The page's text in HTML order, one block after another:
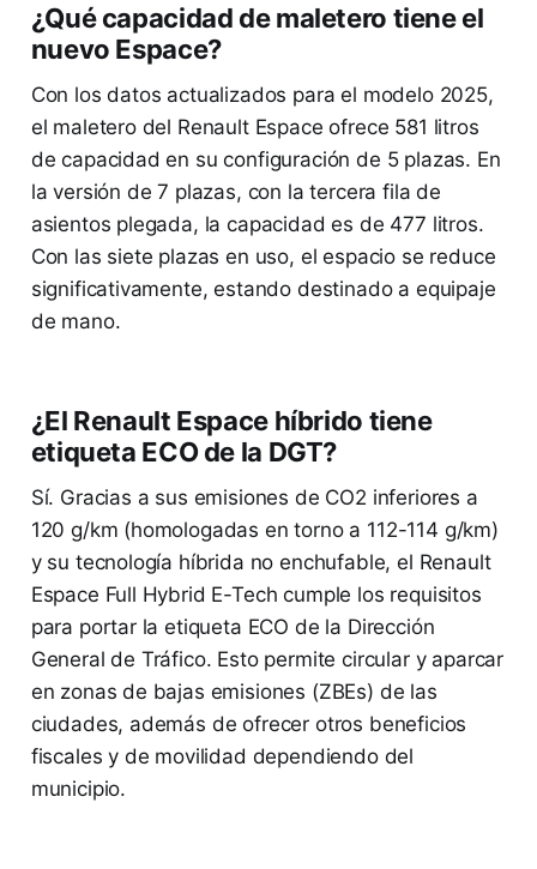
¿Qué capacidad de maletero tiene el
nuevo Espace?
Con los datos actualizados para el modelo 2025,
el maletero del Renault Espace ofrece 581 litros
de capacidad en su configuración de 5 plazas. En
la versión de 7 plazas, con la tercera fila de
asientos plegada, la capacidad es de 477 litros.
Con las siete plazas en uso, el espacio se reduce
significativamente, estando destinado a equipaje
de mano.
¿El Renault Espace híbrido tiene
etiqueta ECO de la DGT?
Sí. Gracias a sus emisiones de CO2 inferiores a
120 g/km (homologadas en torno a 112-114 g/km)
y su tecnología híbrida no enchufable, el Renault
Espace Full Hybrid E-Tech cumple los requisitos
para portar la etiqueta ECO de la Dirección
General de Tráfico. Esto permite circular y aparcar
en zonas de bajas emisiones (ZBEs) de las
ciudades, además de ofrecer otros beneficios
fiscales y de movilidad dependiendo del
municipio.